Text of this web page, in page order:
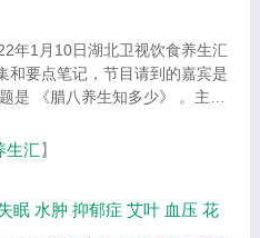
年1月10日湖北卫视饮食养生汇
和要点笔记，节目请到的嘉宾是
是 《腊八养生知多少》 。主要
生网提供视频全集的在线观看和
生汇】
眠 水肿 抑郁症 艾叶 血压 花